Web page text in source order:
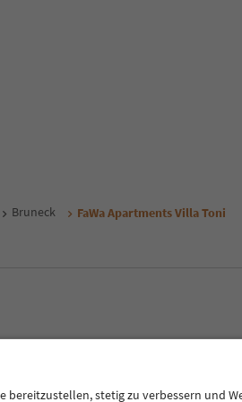
Bruneck FaWa Apartments Villa Toni